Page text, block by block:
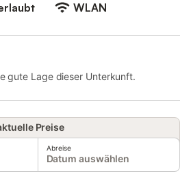
WLAN
gute Lage dieser Unterkunft.
Preise
Abreise
Datum auswählen